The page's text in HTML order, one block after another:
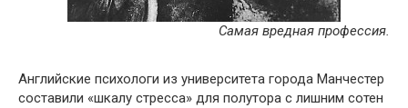
Самая вредная профессия.
Английские психологи из университета города Манчестер
составили «шкалу стресса» для полутора с лишним сотен